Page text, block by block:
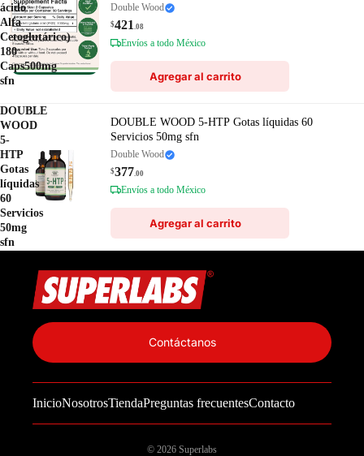
ácido
Alfa
Cetoglutárico)
180
Caps500mg
sfn
Double Wood
$421.08
Envíos a todo México
Agregar al carrito
DOUBLE
WOOD
5-
HTP
Gotas
líquidas
60
Servicios
50mg
sfn
DOUBLE WOOD 5-HTP Gotas líquidas 60
Servicios 50mg sfn
Double Wood
$377.00
Envíos a todo México
Agregar al carrito
InicioNosotrosTiendaPreguntas frecuentesContacto
Contáctanos
© 2026 Superlabs
Información de contacto
Política de reembolso
Términos del servicio
Política de envío